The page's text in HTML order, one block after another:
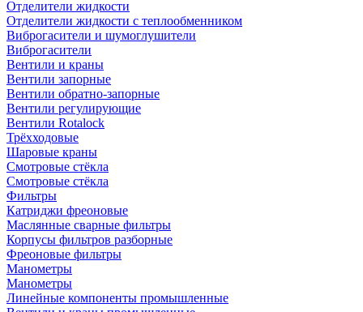
Отделители жидкости
Отделители жидкости с теплообменником
Виброгасители и шумоглушители
Виброгасители
Вентили и краны
Вентили запорные
Вентили обратно-запорные
Вентили регулирующие
Вентили Rotalock
Трёхходовые
Шаровые краны
Смотровые стёкла
Смотровые стёкла
Фильтры
Катриджи фреоновые
Маслянные сварные фильтры
Корпусы фильтров разборные
Фреоновые фильтры
Манометры
Манометры
Линейные компоненты промышленные